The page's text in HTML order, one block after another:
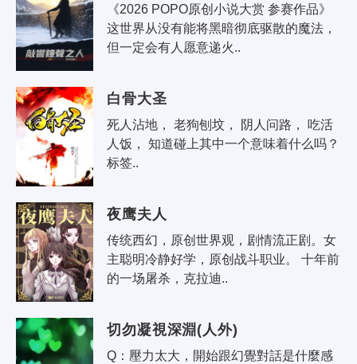
《2026 POPO原创小说大赏 参赛作品》
这世界从没有能将黑暗彻底驱散的魔法，
但一定会有人愿意递火..
白骨大圣
死人沾地， 老狗刨坟， 阴人问路， 吃活
人饭， 知道碰上其中一个意味着什么吗？
标签..
夜鹰夫人
传统西幻，原创世界观，剧情流正剧。女
主聪明冷静好学，原创战斗职业。 十年前
的一场屠杀，克拉迪..
切勿凝視深淵(人外)
Q：壓力太大，開始跟幻覺對話是什麼感